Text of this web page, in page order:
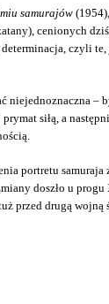
samurajów
cenionych
czyli
–
siłą, a
portretu
doszło u
przed drugą